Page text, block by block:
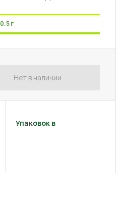
0.5 г
Нет в наличии
Упаковок в